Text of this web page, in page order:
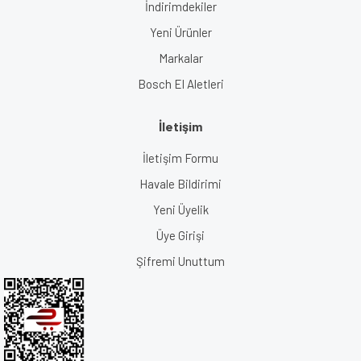
İndirimdekiler
Yeni Ürünler
Markalar
Bosch El Aletleri
İletişim
İletişim Formu
Havale Bildirimi
Yeni Üyelik
Üye Girişi
Şifremi Unuttum